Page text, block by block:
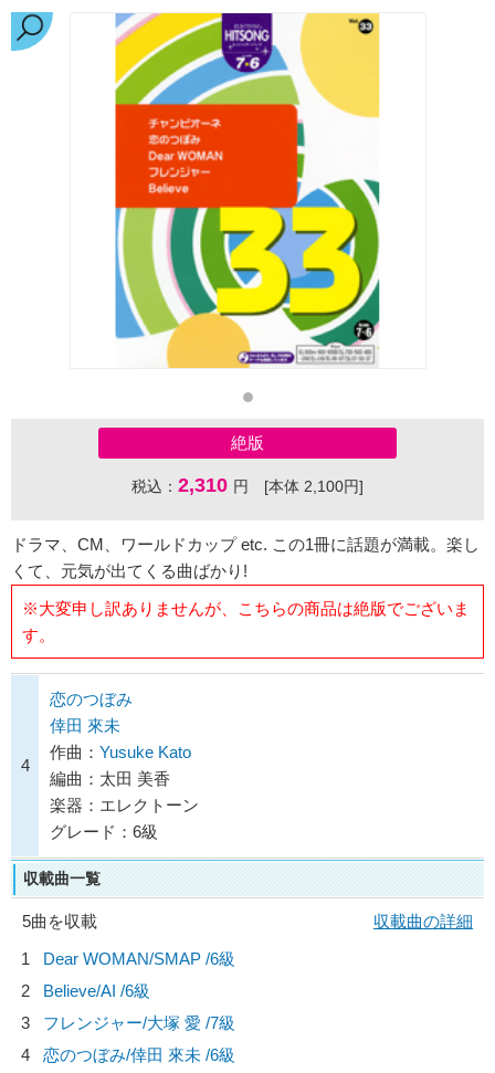
絶版
税込： 2,310 円 [本体 2,100円]
ドラマ、CM、ワールドカップ etc. この1冊に話題が満載。楽し
くて、元気が出てくる曲ばかり!
※大変申し訳ありませんが、こちらの商品は絶版でございま
す。
4
恋のつぼみ
倖田 來未
作曲： Yusuke Kato
編曲：太田 美香
楽器：エレクトーン
グレード：6級
収載曲一覧
5曲を収載
収載曲の詳細
1
Dear WOMAN/SMAP /6級
2
Believe/AI /6級
3
フレンジャー/大塚 愛 /7級
4
恋のつぼみ/倖田 來未 /6級